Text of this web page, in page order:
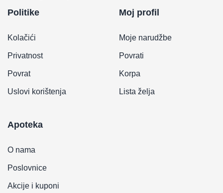
Politike
Kolačići
Privatnost
Povrat
Uslovi korištenja
Moj profil
Moje narudžbe
Povrati
Korpa
Lista želja
Apoteka
O nama
Poslovnice
Akcije i kuponi